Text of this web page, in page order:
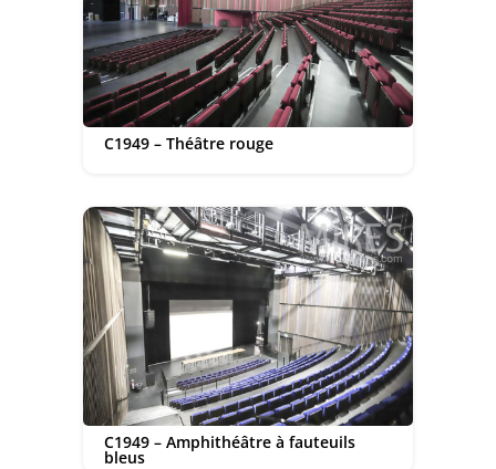
C1949 – Théâtre rouge
C1949 – Amphithéâtre à fauteuils
bleus